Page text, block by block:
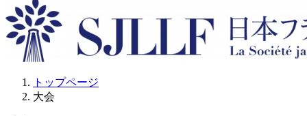
トップページ
大会